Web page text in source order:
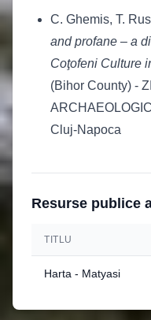
C. Ghemis, T.
and profane – a
Coţofeni Culture
(Bihor County) -
Cluj-Napoca
Resurse publice
TITLU
Harta - Matyasi